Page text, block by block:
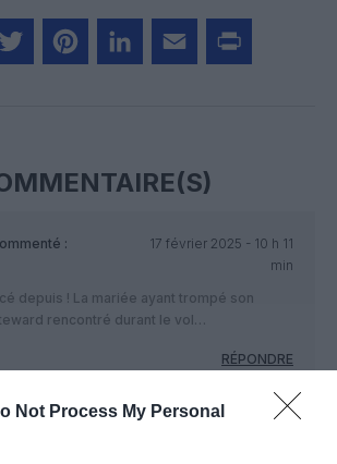
Not Process My Personal
:
17 février 2025 - 10 h 11
min
depuis ! La mariée ayant trompé son
rencontré durant le vol…
RÉPONDRE
: